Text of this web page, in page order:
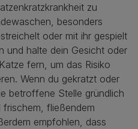
zu
besonders
oder mit ihr gespielt
und halte dein Gesicht oder
fern, um das Risiko
Wenn du gekratzt oder
betroffene Stelle gründlich
frischem, fließendem
empfohlen, dass